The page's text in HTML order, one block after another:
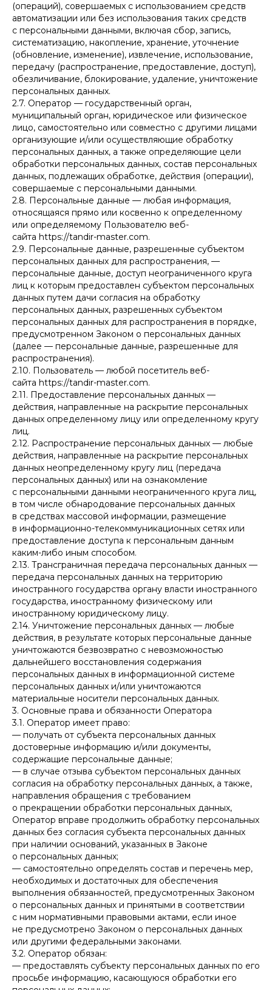
(операций), совершаемых с использованием средств
автоматизации или без использования таких средств
с персональными данными, включая сбор, запись,
систематизацию, накопление, хранение, уточнение
(обновление, изменение), извлечение, использование,
передачу (распространение, предоставление, доступ),
обезличивание, блокирование, удаление, уничтожение
персональных данных.
2.7. Оператор — государственный орган,
муниципальный орган, юридическое или физическое
лицо, самостоятельно или совместно с другими лицами
организующие и/или осуществляющие обработку
персональных данных, а также определяющие цели
обработки персональных данных, состав персональных
данных, подлежащих обработке, действия (операции),
совершаемые с персональными данными.
2.8. Персональные данные — любая информация,
относящаяся прямо или косвенно к определенному
или определяемому Пользователю веб-
сайта https://tandir-master.com.
2.9. Персональные данные, разрешенные субъектом
персональных данных для распространения, —
персональные данные, доступ неограниченного круга
лиц к которым предоставлен субъектом персональных
данных путем дачи согласия на обработку
персональных данных, разрешенных субъектом
персональных данных для распространения в порядке,
предусмотренном Законом о персональных данных
(далее — персональные данные, разрешенные для
распространения).
2.10. Пользователь — любой посетитель веб-
сайта https://tandir-master.com.
2.11. Предоставление персональных данных —
действия, направленные на раскрытие персональных
данных определенному лицу или определенному кругу
лиц.
2.12. Распространение персональных данных — любые
действия, направленные на раскрытие персональных
данных неопределенному кругу лиц (передача
персональных данных) или на ознакомление
с персональными данными неограниченного круга лиц,
в том числе обнародование персональных данных
в средствах массовой информации, размещение
в информационно-телекоммуникационных сетях или
предоставление доступа к персональным данным
каким-либо иным способом.
2.13. Трансграничная передача персональных данных —
передача персональных данных на территорию
иностранного государства органу власти иностранного
государства, иностранному физическому или
иностранному юридическому лицу.
2.14. Уничтожение персональных данных — любые
действия, в результате которых персональные данные
уничтожаются безвозвратно с невозможностью
дальнейшего восстановления содержания
персональных данных в информационной системе
персональных данных и/или уничтожаются
материальные носители персональных данных.
3. Основные права и обязанности Оператора
3.1. Оператор имеет право:
— получать от субъекта персональных данных
достоверные информацию и/или документы,
содержащие персональные данные;
— в случае отзыва субъектом персональных данных
согласия на обработку персональных данных, а также,
направления обращения с требованием
о прекращении обработки персональных данных,
Оператор вправе продолжить обработку персональных
данных без согласия субъекта персональных данных
при наличии оснований, указанных в Законе
о персональных данных;
— самостоятельно определять состав и перечень мер,
необходимых и достаточных для обеспечения
выполнения обязанностей, предусмотренных Законом
о персональных данных и принятыми в соответствии
с ним нормативными правовыми актами, если иное
не предусмотрено Законом о персональных данных
или другими федеральными законами.
3.2. Оператор обязан:
— предоставлять субъекту персональных данных по его
просьбе информацию, касающуюся обработки его